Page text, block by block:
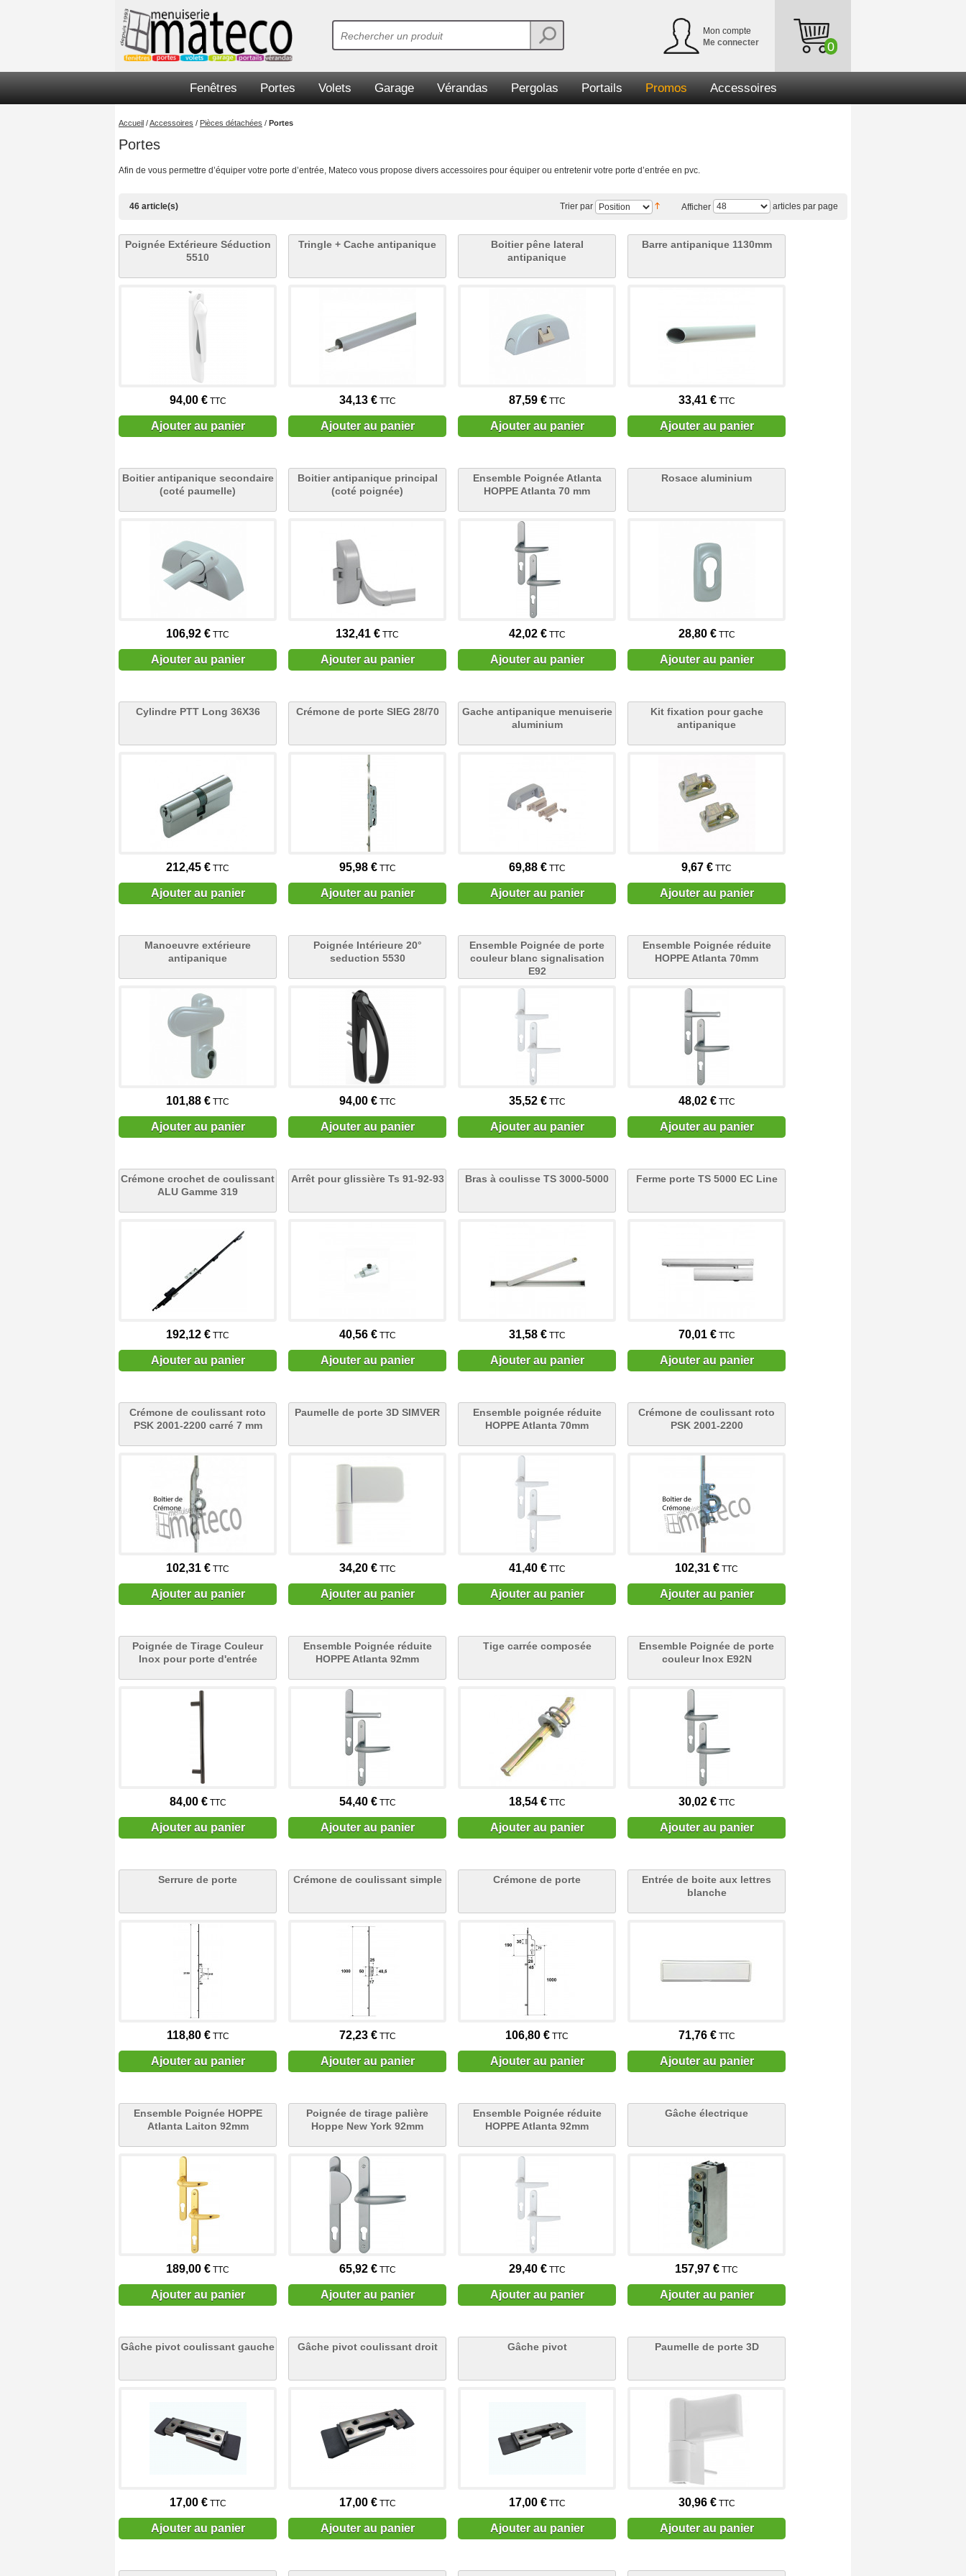
Mon compte
Me connecter
0
Fenêtres Portes Volets Garage Vérandas Pergolas Portails Promos Accessoires
Accueil /Accessoires / Pièces détachées / Portes
Portes
Afin de vous permettre d’équiper votre porte d’entrée, Mateco vous propose divers accessoires pour équiper ou entretenir votre porte d’entrée en pvc.
46 article(s) Afficher articles par page
Trier par
Poignée Extérieure Séduction
5510
94,00 €TTC
Ajouter au panier
Tringle + Cache antipanique
34,13 €TTC
Ajouter au panier
Boitier pêne lateral
antipanique
87,59 €TTC
Ajouter au panier
Barre antipanique 1130mm
33,41 €TTC
Ajouter au panier
Boitier antipanique secondaire
(coté paumelle)
106,92 € TTC
Ajouter au panier
Boitier antipanique principal
(coté poignée)
132,41 € TTC
Ajouter au panier
Ensemble Poignée Atlanta
HOPPE Atlanta 70 mm
42,02 €TTC
Ajouter au panier
Rosace aluminium
28,80 €TTC
Ajouter au panier
Cylindre PTT Long 36X36
212,45 € TTC
Ajouter au panier
Crémone de porte SIEG 28/70
95,98 €TTC
Ajouter au panier
Gache antipanique menuiserie
aluminium
69,88 €TTC
Ajouter au panier
Kit fixation pour gache
antipanique
9,67 € TTC
Ajouter au panier
Manoeuvre extérieure
antipanique
101,88 € TTC
Ajouter au panier
Poignée Intérieure 20°
seduction 5530
94,00 €TTC
Ajouter au panier
Ensemble Poignée de porte
couleur blanc signalisation
E92
35,52 €TTC
Ajouter au panier
Ensemble Poignée réduite
HOPPE Atlanta 70mm
48,02 €TTC
Ajouter au panier
Crémone crochet de coulissant
ALU Gamme 319
192,12 € TTC
Ajouter au panier
Arrêt pour glissière Ts 91-92-93
40,56 €TTC
Ajouter au panier
Bras à coulisse TS 3000-5000
31,58 €TTC
Ajouter au panier
Ferme porte TS 5000 EC Line
70,01 €TTC
Ajouter au panier
Crémone de coulissant roto
PSK 2001-2200 carré 7 mm
102,31 € TTC
Ajouter au panier
Paumelle de porte 3D SIMVER
34,20 €TTC
Ajouter au panier
Ensemble poignée réduite
HOPPE Atlanta 70mm
41,40 €TTC
Ajouter au panier
Crémone de coulissant roto
PSK 2001-2200
102,31 € TTC
Ajouter au panier
Poignée de Tirage Couleur
Inox pour porte d'entrée
84,00 €TTC
Ajouter au panier
Ensemble Poignée réduite
HOPPE Atlanta 92mm
54,40 €TTC
Ajouter au panier
Tige carrée composée
18,54 €TTC
Ajouter au panier
Ensemble Poignée de porte
couleur Inox E92N
30,02 €TTC
Ajouter au panier
Serrure de porte
118,80 €TTC
Ajouter au panier
Crémone de coulissant simple
72,23 €TTC
Ajouter au panier
Crémone de porte
106,80 € TTC
Ajouter au panier
Entrée de boite aux lettres
blanche
71,76 €TTC
Ajouter au panier
Ensemble Poignée HOPPE
Atlanta Laiton 92mm
189,00 € TTC
Ajouter au panier
Poignée de tirage palière
Hoppe New York 92mm
65,92 €TTC
Ajouter au panier
Ensemble Poignée réduite
HOPPE Atlanta 92mm
29,40 €TTC
Ajouter au panier
Gâche électrique
157,97 € TTC
Ajouter au panier
Gâche pivot coulissant gauche
17,00 €TTC
Ajouter au panier
Gâche pivot coulissant droit
17,00 €TTC
Ajouter au panier
Gâche pivot
17,00 €TTC
Ajouter au panier
Paumelle de porte 3D
30,96 €TTC
Ajouter au panier